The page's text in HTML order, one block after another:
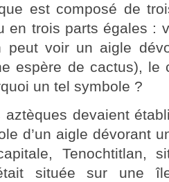
est composé de
en trois parts égales :
peut voir un aigle
espère de cactus), le
un tel symbole ?
devaient
d’un aigle dévorant
Tenochtitlan,
située sur une